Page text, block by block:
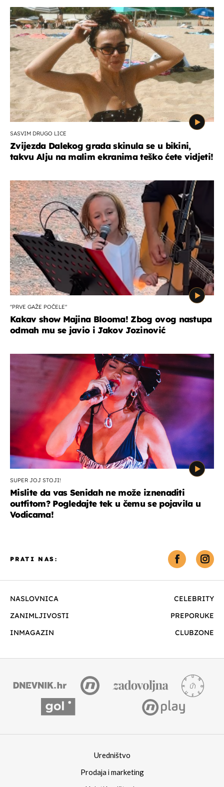
SASVIM DRUGO LICE
Zvijezda Dalekog grada skinula se u bikini,
takvu Alju na malim ekranima teško ćete vidjeti!
"PRVE GAŽE POČELE"
Kakav show Majina Blooma! Zbog ovog nastupa
odmah mu se javio i Jakov Jozinović
SUPER JOJ STOJI!
Mislite da vas Senidah ne može iznenaditi
outfitom? Pogledajte tek u čemu se pojavila u
Vodicama!
NASLOVNICA
CELEBRITY
ZANIMLJIVOSTI
PREPORUKE
INMAGAZIN
CLUBZONE
PRATI NAS:
Uredništvo
Prodaja i marketing